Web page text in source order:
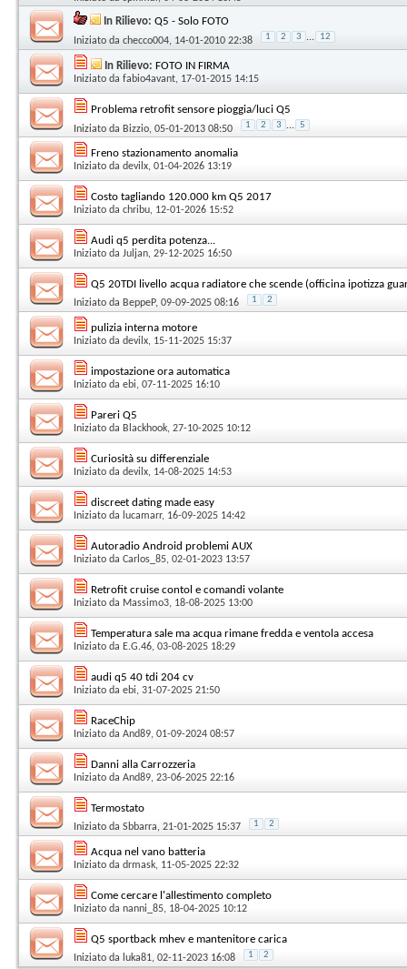
In Rilievo: Q5 - Solo FOTO
Iniziato da checco004, 14-01-2010 22:38 1 2 3 ... 12
In Rilievo: FOTO IN FIRMA
Iniziato da fabio4avant, 17-01-2015 14:15
Problema retrofit sensore pioggia/luci Q5
Iniziato da Bizzio, 05-01-2013 08:50 1 2 3 ... 5
Freno stazionamento anomalia
Iniziato da devilx, 01-04-2026 13:19
Costo tagliando 120.000 km Q5 2017
Iniziato da chribu, 12-01-2026 15:52
Audi q5 perdita potenza...
Iniziato da Juljan, 29-12-2025 16:50
Q5 20TDI livello acqua radiatore che scende (officina ipotizza
Iniziato da BeppeP, 09-09-2025 08:16 1 2
pulizia interna motore
Iniziato da devilx, 15-11-2025 15:37
impostazione ora automatica
Iniziato da ebi, 07-11-2025 16:10
Pareri Q5
Iniziato da Blackhook, 27-10-2025 10:12
Curiosità su differenziale
Iniziato da devilx, 14-08-2025 14:53
discreet dating made easy
Iniziato da lucamarr, 16-09-2025 14:42
Autoradio Android problemi AUX
Iniziato da Carlos_85, 02-01-2023 13:57
Retrofit cruise contol e comandi volante
Iniziato da Massimo3, 18-08-2025 13:00
Temperatura sale ma acqua rimane fredda e ventola accesa
Iniziato da E.G.46, 03-08-2025 18:29
audi q5 40 tdi 204 cv
Iniziato da ebi, 31-07-2025 21:50
RaceChip
Iniziato da And89, 01-09-2024 08:57
Danni alla Carrozzeria
Iniziato da And89, 23-06-2025 22:16
Termostato
Iniziato da Sbbarra, 21-01-2025 15:37 1 2
Acqua nel vano batteria
Iniziato da drmask, 11-05-2025 22:32
Come cercare l'allestimento completo
Iniziato da nanni_85, 18-04-2025 10:12
Q5 sportback mhev e mantenitore carica
Iniziato da luka81, 02-11-2023 16:08 1 2